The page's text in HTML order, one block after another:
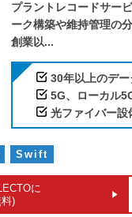
プラントレコードサー
ーク構築や維持管理の
創業以...
30年以上のデ
5G、ローカル
光ファイバー設
Swift
に
)